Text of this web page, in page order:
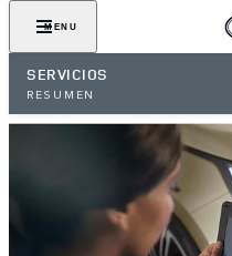
MENU
SERVICIOS
RESUMEN